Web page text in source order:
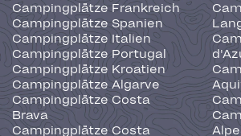
Campingplätze Frankreich
Campingplätze Spanien
Campingplätze Italien
Campingplätze Portugal
Campingplätze Kroatien
Campingplätze Algarve
Campingplätze Costa
Brava
Campingplätze Costa